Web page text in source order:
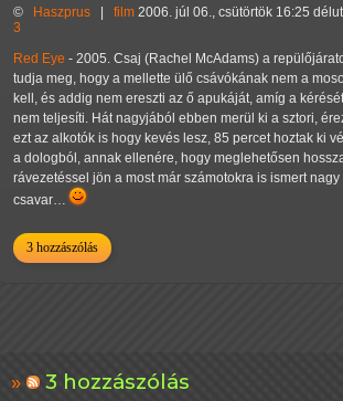
© Haszprus film 2006. júl 06., csütörtök 16:25
3
Red Eye - 2005. Csaj (Rachel McAdams) a
tudja meg, hogy a mellette ülő csávókának nem a
kell, és addig nem ereszti az ő apukáját, amíg a kérését
nem teljesíti. Hát nagyjából ebben merül ki a sztori,
ezt az alkotók is hogy kevés lesz, 85 percet hoztak ki
a dologból, annak ellenére, hogy meglehetősen
rávezetéssel jön a most már számotokra is ismert nagy
csavar…
3 hozzászólás
3 hozzászólás